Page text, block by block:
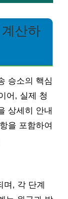
산하
승소의 핵심
어, 실제 청
상세히 안내
을 포함하여
, 각 단계